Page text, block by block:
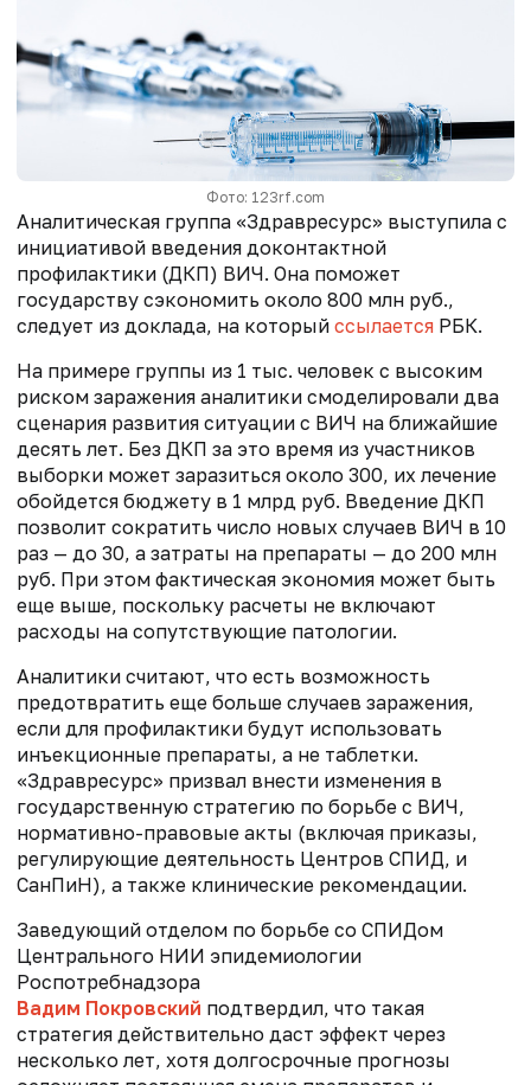
Фото: 123rf.com
Аналитическая группа «Здравресурс» выступила с
инициативой введения доконтактной
профилактики (ДКП) ВИЧ. Она поможет
государству сэкономить около 800 млн руб.,
следует из доклада, на который ссылается РБК.
На примере группы из 1 тыс. человек с высоким
риском заражения аналитики смоделировали два
сценария развития ситуации с ВИЧ на ближайшие
десять лет. Без ДКП за это время из участников
выборки может заразиться около 300, их лечение
обойдется бюджету в 1 млрд руб. Введение ДКП
позволит сократить число новых случаев ВИЧ в 10
раз — до 30, а затраты на препараты — до 200 млн
руб. При этом фактическая экономия может быть
еще выше, поскольку расчеты не включают
расходы на сопутствующие патологии.
Аналитики считают, что есть возможность
предотвратить еще больше случаев заражения,
если для профилактики будут использовать
инъекционные препараты, а не таблетки.
«Здравресурс» призвал внести изменения в
государственную стратегию по борьбе с ВИЧ,
нормативно-правовые акты (включая приказы,
регулирующие деятельность Центров СПИД, и
СанПиН), а также клинические рекомендации.
Заведующий отделом по борьбе со СПИДом
Центрального НИИ эпидемиологии
Роспотребнадзора
Вадим Покровский подтвердил, что такая
стратегия действительно даст эффект через
несколько лет, хотя долгосрочные прогнозы